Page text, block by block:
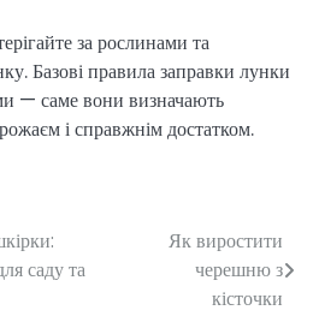
за рослинами та
Базові правила заправки лунки
— саме вони визначають
і справжнім достатком.
саду та
Як виростити
черешню з
кісточки